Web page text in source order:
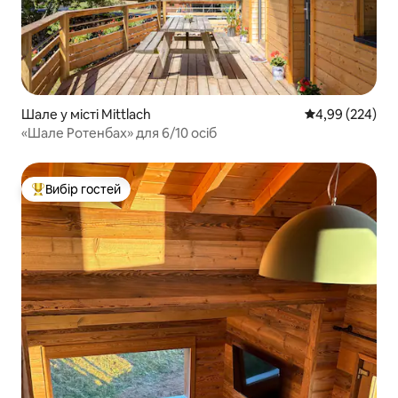
Шале у місті Mittlach Середня
4,99 (224)
«Шале Ротенбах» для 6/10 осіб
Топ вибір гостей
Вибір гостей